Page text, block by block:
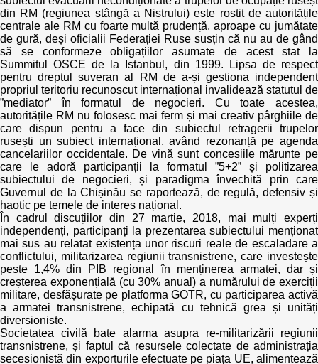
din RM (regiunea stângă a Nistrului) este rostit de autoritățile
centrale ale RM cu foarte multă prudență, aproape cu jumătate
de gură, deși oficialii Federației Ruse susțin că nu au de gând
să se conformeze obligațiilor asumate de acest stat la
Summitul OSCE de la Istanbul, din 1999. Lipsa de respect
pentru dreptul suveran al RM de a-și gestiona independent
propriul teritoriu recunoscut internațional invalidează statutul de
”mediator” în formatul de negocieri. Cu toate acestea,
autoritățile RM nu folosesc mai ferm și mai creativ pârghiile de
care dispun pentru a face din subiectul retragerii trupelor
rusești un subiect internațional, având rezonanță pe agenda
cancelariilor occidentale. De vină sunt concesiile mărunte pe
care le adoră participanții la formatul ”5+2” și politizarea
subiectului de negocieri, și paradigma învechită prin care
Guvernul de la Chișinău se raportează, de regulă, defensiv și
haotic pe temele de interes național.
În cadrul discuțiilor din 27 martie, 2018, mai mulți experți
independenți, participanți la prezentarea subiectului menționat
mai sus au relatat existența unor riscuri reale de escaladare a
conflictului, militarizarea regiunii transnistrene, care investește
peste 1,4% din PIB regional în menținerea armatei, dar și
creșterea exponențială (cu 30% anual) a numărului de exerciții
militare, desfășurate pe platforma GOTR, cu participarea activă
a armatei transnistrene, echipată cu tehnică grea și unități
diversioniste.
Societatea civilă bate alarma asupra re-militarizării regiunii
transnistrene, și faptul că resursele colectate de administrația
secesionistă din exporturile efectuate pe piața UE, alimentează